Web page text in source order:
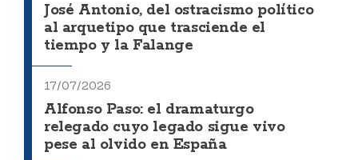
José Antonio, del ostracismo político
al arquetipo que trasciende el
tiempo y la Falange
17/07/2026
Alfonso Paso: el dramaturgo
relegado cuyo legado sigue vivo
pese al olvido en España